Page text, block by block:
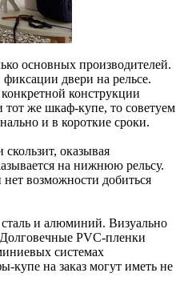
основных производителей.
двери на рельсе.
конструкции
тот же шкаф-купе, то советуем
и в короткие сроки.
оказывая
на нижнюю рельсу.
возможности добиться
и алюминий. Визуально
PVC-пленки
системах
купе на заказ могут иметь не